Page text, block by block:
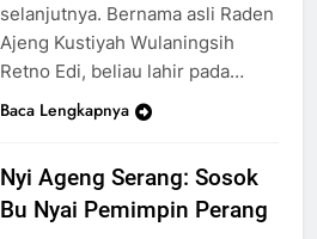
selanjutnya. Bernama asli Raden
Ajeng Kustiyah Wulaningsih
Retno Edi, beliau lahir pada…
Baca Lengkapnya
Nyi Ageng Serang: Sosok
Bu Nyai Pemimpin Perang